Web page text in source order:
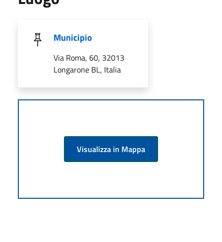
Municipio
Via Roma, 60, 32013
Longarone BL, Italia
Visualizza in Mappa